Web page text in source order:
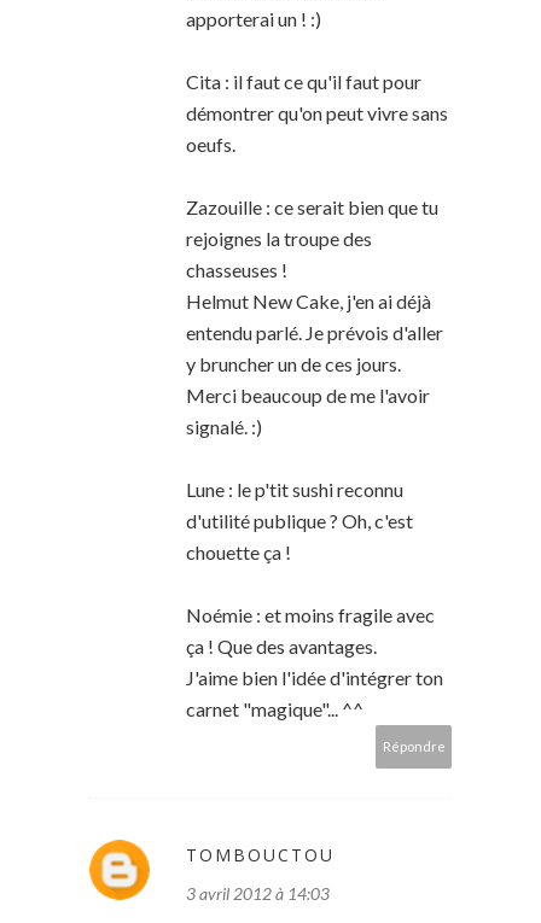
apporterai un ! :)
Cita : il faut ce qu'il faut pour
démontrer qu'on peut vivre sans
oeufs.
Zazouille : ce serait bien que tu
rejoignes la troupe des
chasseuses !
Helmut New Cake, j'en ai déjà
entendu parlé. Je prévois d'aller
y bruncher un de ces jours.
Merci beaucoup de me l'avoir
signalé. :)
Lune : le p'tit sushi reconnu
d'utilité publique ? Oh, c'est
chouette ça !
Noémie : et moins fragile avec
ça ! Que des avantages.
J'aime bien l'idée d'intégrer ton
carnet "magique"... ^^
Répondre
TOMBOUCTOU
3 avril 2012 à 14:03